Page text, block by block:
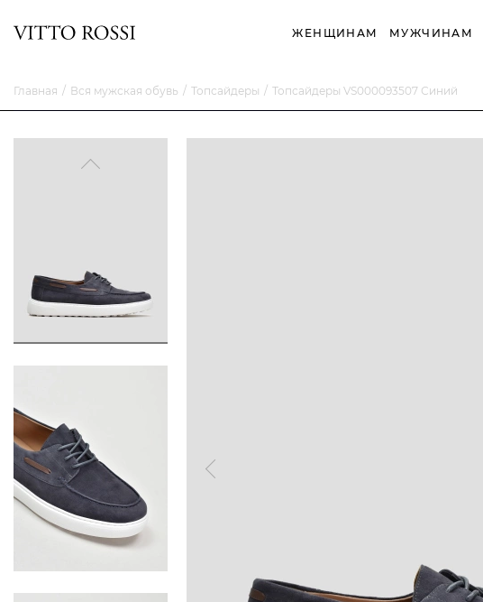
ЖЕНЩИНАМ МУЖЧИНАМ
Главная Вся мужская обувь Топсайдеры Топсайдеры VS000093507 Синий